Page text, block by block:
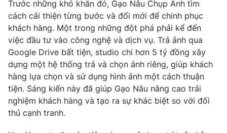
VTV4 Vươn mình bằng AI
VTV9 VTV8
Liên hệ tòa soạn English
Trước những khó khăn đó, Gạo Nâu Chụp Ảnh tìm
cách cải thiện từng bước và đổi mới để chinh phục
khách hàng. Một trong những đột phá phải kể đến
việc đầu tư vào công nghệ và dịch vụ. Trả ảnh qua
Google Drive bất tiện, studio chi hơn 5 tỷ đồng xây
dựng một hệ thống trả và chọn ảnh riêng, giúp khách
hàng lựa chọn và sử dụng hình ảnh một cách thuận
tiện. Sáng kiến này đã giúp Gạo Nâu nâng cao trải
nghiệm khách hàng và tạo ra sự khác biệt so với đối
thủ cạnh tranh.